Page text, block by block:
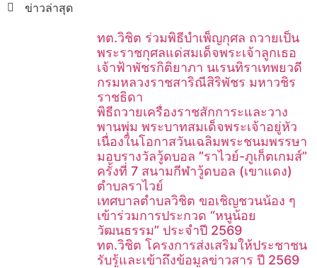
ข่าวล่าสุด
ทต.วิชิต ร่วมพิธีบำเพ็ญกุศล ถวายเป็น
พระราชกุศลแด่สมเด็จพระเจ้าลูกเธอ
เจ้าฟ้าพัชรกิติยาภา นเรนทิราเทพยวดี
กรมหลวงราชสาริณีสิริพัชร มหาวชิร
ราชธิดา
พิธีถวายเครื่องราชสักการะและวาง
พานพุ่ม พระบาทสมเด็จพระเจ้าอยู่หัว
เนื่องในโอกาสวันเฉลิมพระชนมพรรษา
มอบรางวัลวู้ดบอล ”ราไวย์-ภูเก็ตเกมส์”
ครั้งที่ 7 สนามกีฬาวู้ดบอล (เขาแดง)
ตำบลราไวย์
เทศบาลตำบลวิชิต ขอเชิญชวนน้อง ๆ
เข้าร่วมการประกวด “หนูน้อย
วัฒนธรรม” ประจำปี 2569
ทต.วิชิต โครงการส่งเสริมให้ประชาชน
รับรู้และเข้าถึงข้อมูลข่าวสาร ปี 2569